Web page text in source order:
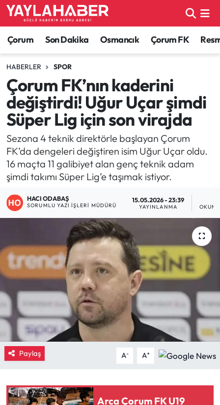
Çorum Son Dakika Osmancık Çorum FK
HABERLER SPOR
Çorum FK’nın kaderini
değiştirdi! Uğur Uçar şimdi
Süper Lig için son virajda
Sezona 4 teknik direktörle başlayan Çorum
FK’da dengeleri değiştiren isim Uğur Uçar oldu.
16 maçta 11 galibiyet alan genç teknik adam
şimdi takımı Süper Lig’e taşımak istiyor.
HACI ODABAŞ
SORUMLU YAZI İŞLERI MÜDÜRÜ
15.05.2026 - 23:39
YAYINLANMA
Paylaş A- A+
Arca Çorum FK U19
Alaca Haberleri
Bayat Haberleri
Bilgi - Keşfet Haberleri
Bilim ve Teknoloji
Boğazkale Haberleri
Çorum Haberleri
Ekonomi
İskilip Haberleri
Kargı Haberleri
Kimdir?
Kültür Sanat
Çorum Nöbetçi Eczaneler
Çorum Hava Durumu
Çorum Namaz Vakitleri
Çorum Trafik Yoğunluk Haritası
TFF 1.Lig Puan Durumu ve Fikstür
Tüm Manşetler